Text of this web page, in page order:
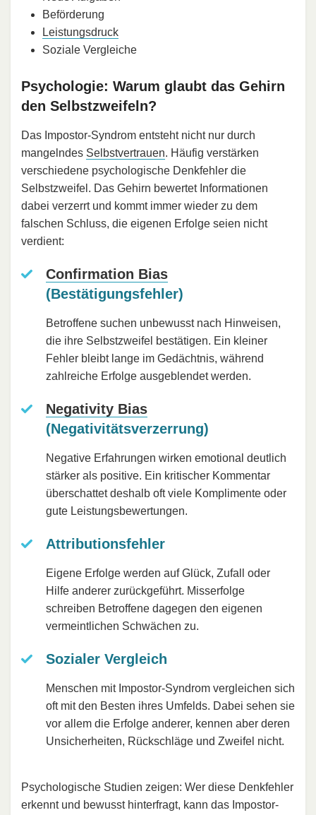
Beförderung
Leistungsdruck
Soziale Vergleiche
Psychologie: Warum glaubt das Gehirn
den Selbstzweifeln?
Das Impostor-Syndrom entsteht nicht nur durch
mangelndes Selbstvertrauen. Häufig verstärken
verschiedene psychologische Denkfehler die
Selbstzweifel. Das Gehirn bewertet Informationen
dabei verzerrt und kommt immer wieder zu dem
falschen Schluss, die eigenen Erfolge seien nicht
verdient:
Confirmation Bias
(Bestätigungsfehler)
Betroffene suchen unbewusst nach Hinweisen,
die ihre Selbstzweifel bestätigen. Ein kleiner
Fehler bleibt lange im Gedächtnis, während
zahlreiche Erfolge ausgeblendet werden.
Negativity Bias
(Negativitätsverzerrung)
Negative Erfahrungen wirken emotional deutlich
stärker als positive. Ein kritischer Kommentar
überschattet deshalb oft viele Komplimente oder
gute Leistungsbewertungen.
Attributionsfehler
Eigene Erfolge werden auf Glück, Zufall oder
Hilfe anderer zurückgeführt. Misserfolge
schreiben Betroffene dagegen den eigenen
vermeintlichen Schwächen zu.
Sozialer Vergleich
Menschen mit Impostor-Syndrom vergleichen sich
oft mit den Besten ihres Umfelds. Dabei sehen sie
vor allem die Erfolge anderer, kennen aber deren
Unsicherheiten, Rückschläge und Zweifel nicht.
Psychologische Studien zeigen: Wer diese Denkfehler
erkennt und bewusst hinterfragt, kann das Impostor-